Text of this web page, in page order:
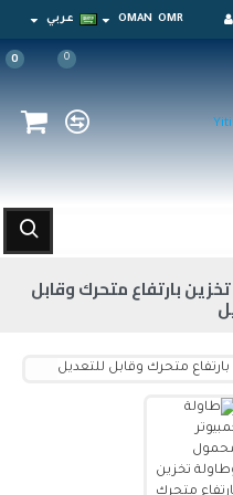
OMR
OMAN عربي
0
0
بارتفاع متحرك وقابل